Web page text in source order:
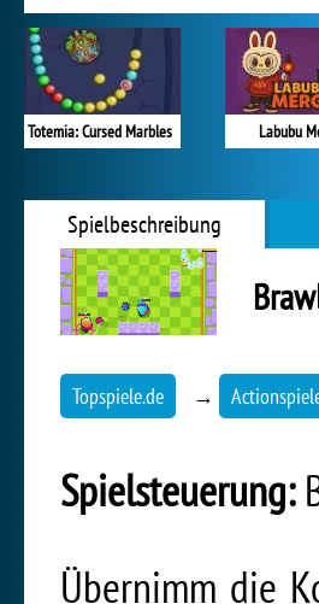
Totemia: Cursed Marbles Labubu
Spielbeschreibung
Topspiele.de →
Spielsteuerung:
Übernimm die